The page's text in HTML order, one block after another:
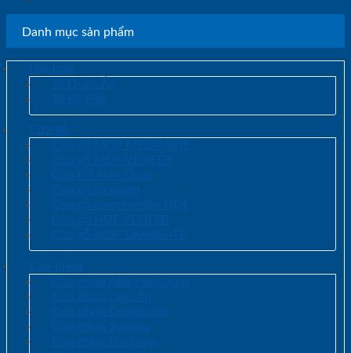
Danh mục sản phẩm
Nội thất
Tủ Quần Áo
Tủ Kệ Bếp
Cửa gỗ
Cửa gỗ MDF MELAMINE
Cửa gỗ MDF VENEER
Cửa Gỗ Hàn Quốc
Cửa gỗ tự nhiên
Cửa gỗ công nghiệp HDF
Cửa gỗ HDF VENEER
Cửa gỗ MDF LAMINATE
Cửa nhựa
Cửa nhựa ABS Hàn Quốc
Cửa nhựa cao cấp
Cửa nhựa Composite
Cửa nhựa Sungyu
Cửa nhựa Đài Loan